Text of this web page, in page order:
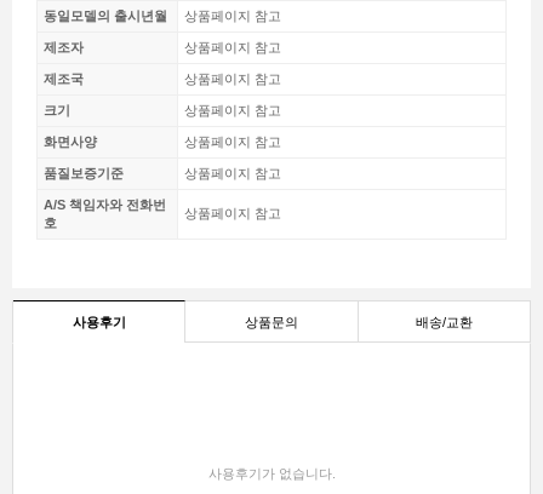
동일모델의 출시년월 상품페이지 참고
제조자 상품페이지 참고
제조국 상품페이지 참고
크기 상품페이지 참고
화면사양 상품페이지 참고
품질보증기준 상품페이지 참고
A/S 책임자와 전화번
호
상품페이지 참고
사용후기 상품문의 배송/교환
사용후기가 없습니다.